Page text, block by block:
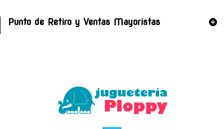
Punto de Retiro y Ventas Mayoristas